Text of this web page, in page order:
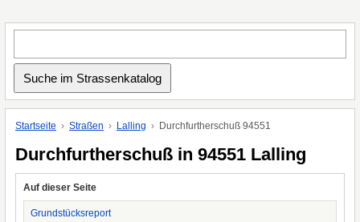
Startseite Straßen Lalling Durchfurtherschuß 94551
Durchfurtherschuß in 94551 Lalling
Auf dieser Seite
Grundstücksreport